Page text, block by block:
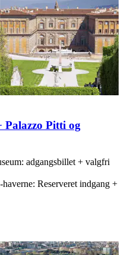
Palazzo Pitti og
adgangsbillet + valgfri
Reserveret indgang +